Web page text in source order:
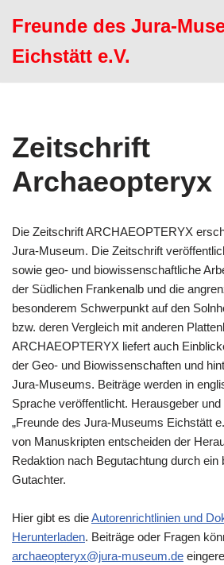
Inhalt
Freunde des Jura-
Eichstätt e.V.
Zeitschrift
Archaeopteryx
Die Zeitschrift ARCHAEOPTERYX
Jura-Museum. Die Zeitschrift
sowie geo- und biowissenschaftliche
der Südlichen Frankenalb und die
besonderem Schwerpunkt auf den
bzw. deren Vergleich mit anderen
ARCHAEOPTERYX liefert auch
der Geo- und Biowissenschaften und
Jura-Museums. Beiträge werden in
Sprache veröffentlicht. Herausgeber
„Freunde des Jura-Museums Eichstätt
von Manuskripten entscheiden der
Redaktion nach Begutachtung durch ein
Gutachter.
Hier gibt es dieAutorenrichtlinien und
Herunterladen. Beiträge oder Fragen
archaeopteryx@jura-museum.de